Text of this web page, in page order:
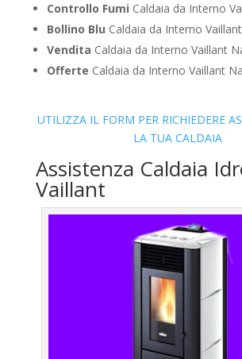
Controllo Fumi Caldaia da Interno
Bollino Blu Caldaia da Interno
Vendita Caldaia da Interno Vaillant
Offerte Caldaia da Interno Vaillant
UTILIZZA IL FORM PER RICHIEDERE
LA TUA CALDAIA
Assistenza Caldaia
Vaillant